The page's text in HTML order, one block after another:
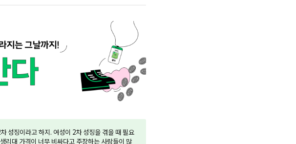
성징이라고 하지. 여성이 2차 성징을 겪을 때 필요
리대 가격이 너무 비싸다고 주장하는 사람들이 많